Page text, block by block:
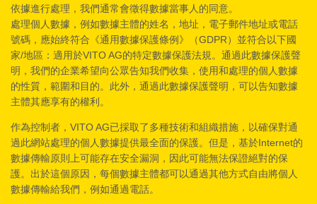
依據進行處理，我們通常會徵得數據當事人的同意。
處理個人數據，例如數據主體的姓名，地址，電子郵件地址或電話
號碼，應始終符合《通用數據保護條例》（GDPR）並符合以下國
家/地區：適用於VITO AG的特定數據保護法規。通過此數據保護聲
明，我們的企業希望向公眾告知我們收集，使用和處理的個人數據
的性質，範圍和目的。此外，通過此數據保護聲明，可以告知數據
主體其應享有的權利。
作為控制者，VITO AG已採取了多種技術和組織措施，以確保對通
過此網站處理的個人數據提供最全面的保護。但是，基於Internet的
數據傳輸原則上可能存在安全漏洞，因此可能無法保證絕對的保
護。出於這個原因，每個數據主體都可以通過其他方式自由將個人
數據傳輸給我們，例如通過電話。